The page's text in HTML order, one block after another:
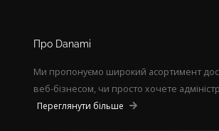
Про Danami
Ми пропонуємо широкий асортимент
веб-бізнесом, чи просто хочете
Переглянути більше